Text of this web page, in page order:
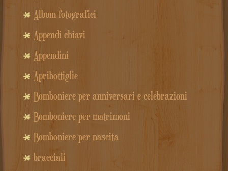
Album fotografici
Appendi chiavi
Appendini
Apribottiglie
Bomboniere per anniversari e celebrazioni
Bomboniere per matrimoni
Bomboniere per nascita
bracciali